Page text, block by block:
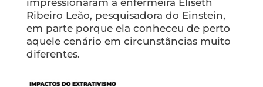
Ribeiro Leão, pesquisadora do Einstein,
em parte porque ela conheceu de perto
aquele cenário em circunstâncias muito
diferentes.